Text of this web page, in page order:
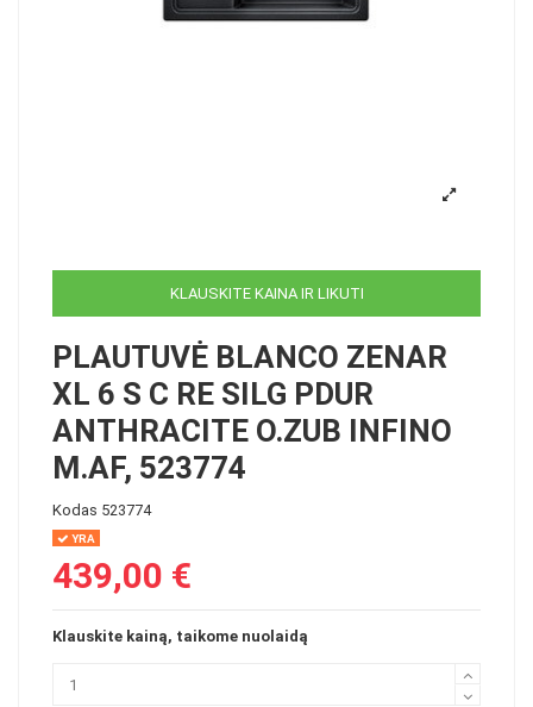
KLAUSKITE KAINA IR LIKUTI
PLAUTUVĖ BLANCO ZENAR
XL 6 S C RE SILG PDUR
ANTHRACITE O.ZUB INFINO
M.AF, 523774
Kodas 523774
YRA
439,00 €
Klauskite kainą, taikome nuolaidą